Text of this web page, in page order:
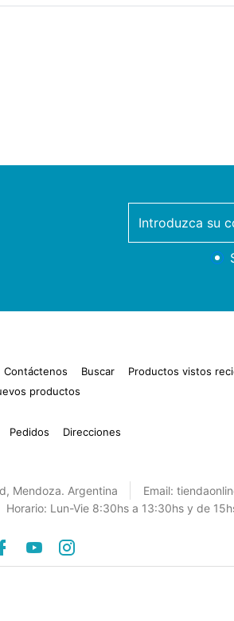
newsletter
Contáctenos Buscar Productos vistos
productos
Pedidos Direcciones
Mendoza. Argentina Email:
Horario: Lun-Vie 8:30hs a 13:30hs y de
youtube
instagram